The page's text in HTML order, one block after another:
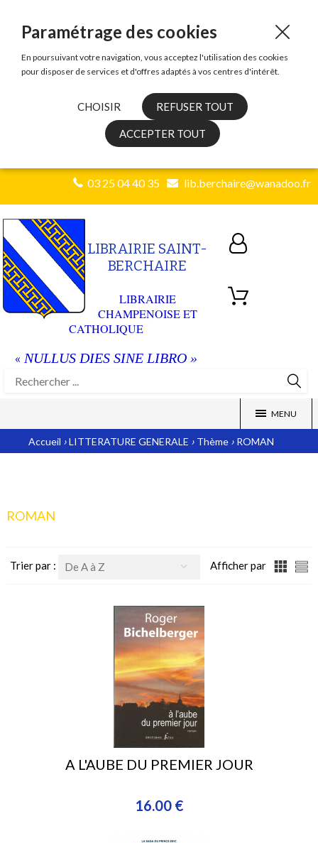
03 25 04 40 35 lib.berchaire@wanadoo.fr
LIBRAIRIE SAINT-
BERCHAIRE
LIBRAIRIE
CHAMPENOISE ET
CATHOLIQUE
« NULLUS DIES SINE LIBRO »
MENU
Accueil ›LITTERATURE GENERALE › Thème › ROMAN
ROMAN
Afficher par
Trier par : De A à Z
A L'AUBE DU PREMIER JOUR
16.00 €
Paramétrage des cookies
En poursuivant votre navigation, vous acceptez l'utilisation des cookies
pour disposer de services et d'offres adaptés à vos centres d'intérêt.
CHOISIR REFUSER TOUT
ACCEPTER TOUT